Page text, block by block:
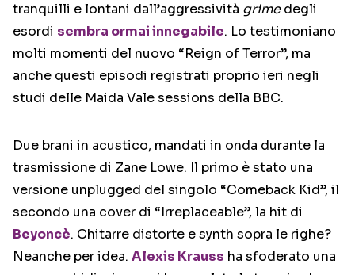
tranquilli e lontani dall’aggressività grimedegli
esordi sembra ormai innegabile. Lo testimoniano
molti momenti del nuovo “Reign of Terror”, ma
anche questi episodi registrati proprio ieri negli
studi delle Maida Vale sessions della BBC.
Due brani in acustico, mandati in onda durante la
trasmissione di Zane Lowe. Il primo è stato una
versione unplugged del singolo “Comeback Kid”, il
secondo una cover di “Irreplaceable”, la hit di
Beyoncè. Chitarre distorte e synth sopra le righe?
Neanche per idea. Alexis Krauss ha sfoderato una